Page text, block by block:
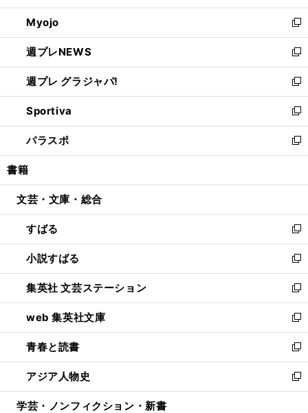
開
く
ウ
で
開
く
ン
ド
ウ
で
開
く
ウ
ィ
ン
ド
ウ
で
開
く
Myojo
新
し
い
ウ
ィ
ン
ド
ウ
で
開
週プレNEWS
新
し
い
ウ
ィ
ン
ド
ウ
開
週プレ グラジャパ!
新
し
い
ウ
ィ
ン
ウ
開
く
Sportiva
新
し
い
ウ
ン
ウ
で
開
く
パラスポ
新
し
ウ
ン
ド
ウ
で
開
く
書籍
文芸・文庫・総合
すばる
新
し
い
ウ
ィ
ン
ド
ウ
で
開
く
小説すばる
新
し
い
ウ
ィ
ン
ド
ウ
で
開
集英社 文芸ステーション
新
し
い
ウ
ィ
ン
ド
ウ
web 集英社文庫
新
し
い
ウ
ィ
ン
青春と読書
新
し
い
ウ
アジア人物史
新
し
学芸・ノンフィクション・新書